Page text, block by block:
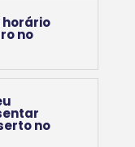
horário
no
no